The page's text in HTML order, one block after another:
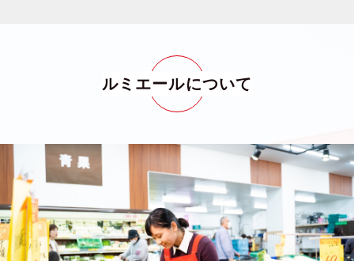
ルミエールについて